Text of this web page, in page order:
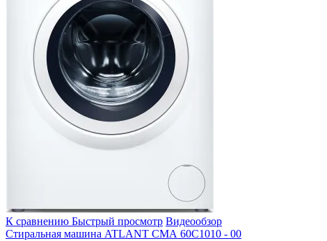
К сравнению Быстрый просмотр Видеообзор
Стиральная машина ATLANT СМА 60С1010 - 00